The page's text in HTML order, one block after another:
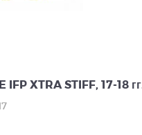
XTRA STIFF, 17-18 гг.